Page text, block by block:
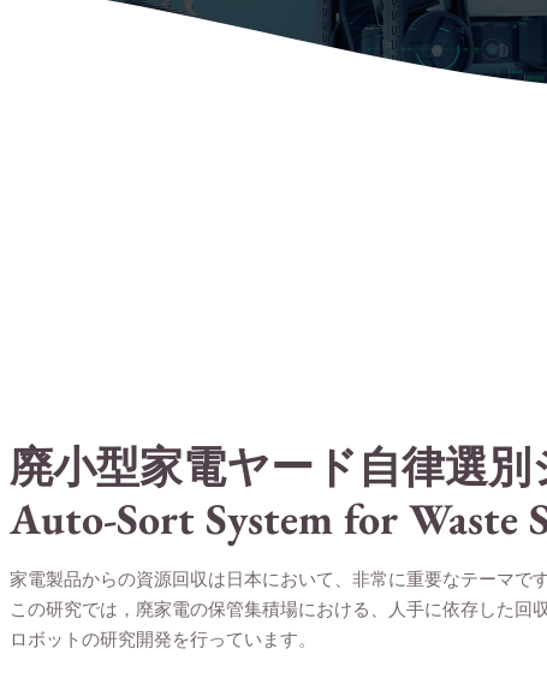
廃小型家電ヤード自律選
Auto-Sort System for Waste
家電製品からの資源回収は日本において、非常に重要なテーマです
この研究では，廃家電の保管集積場における、人手に依存した回
ロボットの研究開発を行っています。